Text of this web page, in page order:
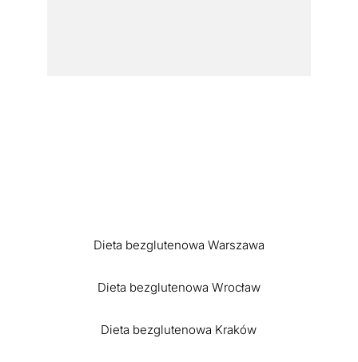
Dieta bezglutenowa Warszawa
Dieta bezglutenowa Wrocław
Dieta bezglutenowa Kraków